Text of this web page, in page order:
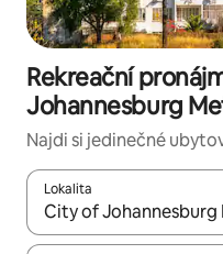
Rekreační
Johannesburg
Najdi si jedinečné
Lokalita
Až budou výsledky k